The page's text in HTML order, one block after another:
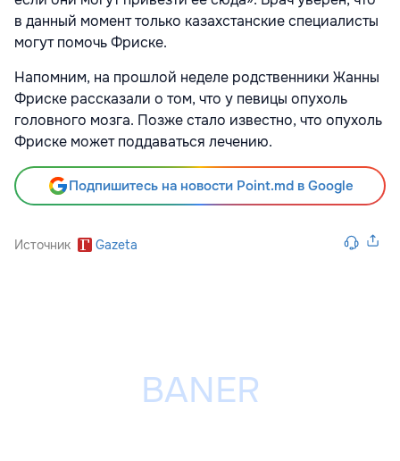
в данный момент только казахстанские специалисты
могут помочь Фриске.
Напомним, на прошлой неделе родственники Жанны
Фриске рассказали о том, что у певицы опухоль
головного мозга. Позже стало известно, что опухоль
Фриске может поддаваться лечению.
Подпишитесь на новости Point.md в Google
Источник Gazeta